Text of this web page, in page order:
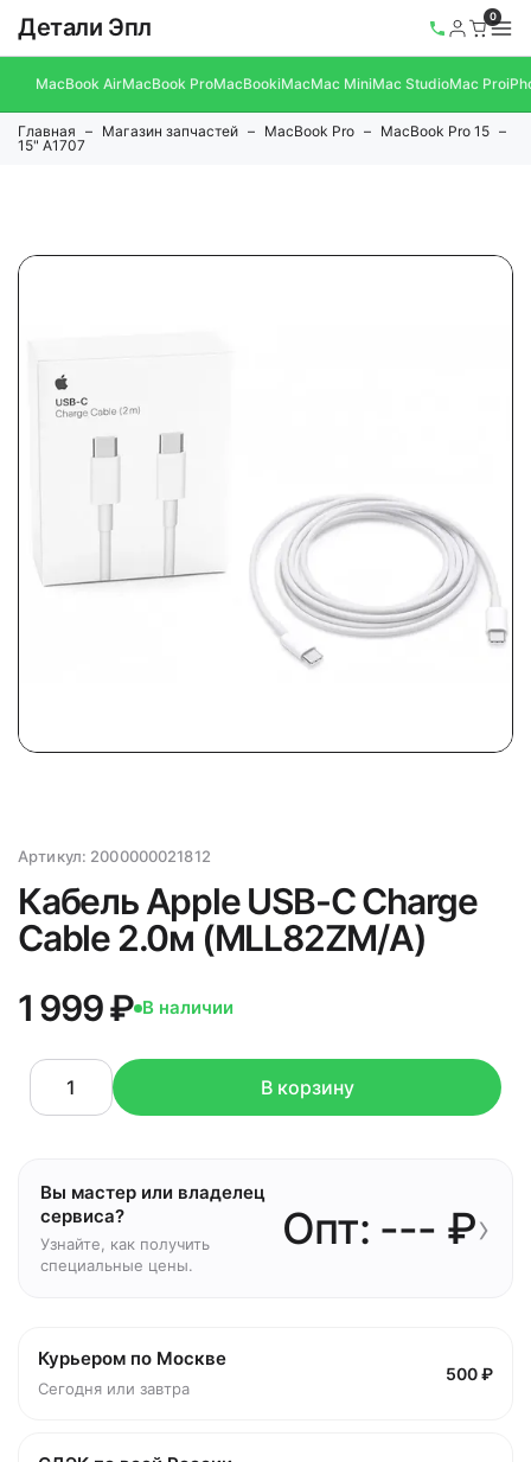
Детали Эпл 0
MacBook AirMacBook ProMacBookiMacMac MiniMac StudioMac Pro
Главная Магазин запчастей MacBook Pro
MacBook Pro 15
15" A1707
Артикул: 2000000021812
Кабель Apple USB-C Charge
Cable 2.0м (MLL82ZM/A)
1 999 ₽ В наличии
В корзину
Вы мастер или владелец
сервиса?
Узнайте, как получить
специальные цены.
Опт: --- ₽›
Курьером по Москве
Сегодня или завтра
500 ₽